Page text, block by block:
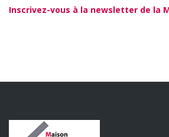
Inscrivez-vous à la newsletter de la